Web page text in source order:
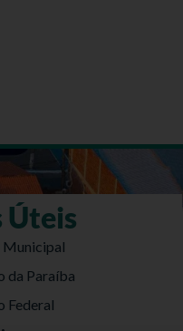
Úteis
Municipal
da Paraíba
Federal